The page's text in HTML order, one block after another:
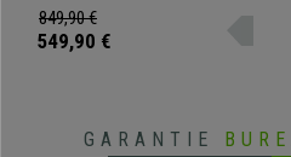
Rood
wachtkamers en
conferentieruimten. Verkrijgbaar
849,90 €
549,90 €
GARANTIE